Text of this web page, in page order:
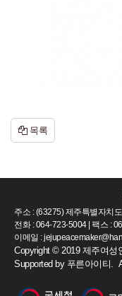
목록
주소 : (63275) 제주특별자치
전화 : 064-723-5004 | 팩스 :
이메일 :
Copyright © 2019 제주여성
Supported by 푸른아이티.